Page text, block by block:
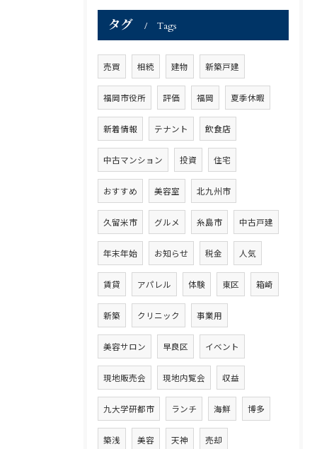
タグ Tags
売買 相続 建物 新築戸建
福岡市役所 評価 福岡 夏季休暇
新着情報 テナント 飲食店
中古マンション 投資 住宅
おすすめ 美容室 北九州市
久留米市 グルメ 糸島市 中古戸建
年末年始 お知らせ 税金 人気
賃貸 アパレル 体験 東区 箱崎
新築 クリニック 事業用
美容サロン 早良区 イベント
現地販売会 現地内覧会 収益
九大学研都市 ランチ 海鮮 博多
築浅 美容 天神 売却